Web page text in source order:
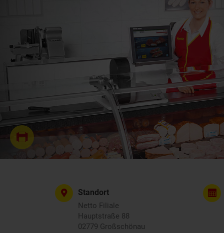
Standort
Netto Filiale
Hauptstraße 88
02779 Großschönau